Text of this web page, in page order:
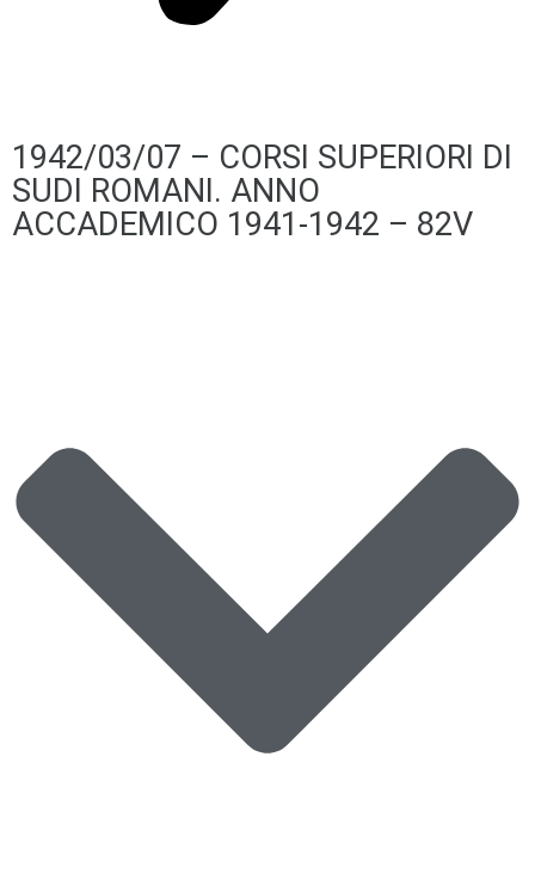
1942/03/07 – CORSI SUPERIORI DI
SUDI ROMANI. ANNO
ACCADEMICO 1941-1942 – 82V